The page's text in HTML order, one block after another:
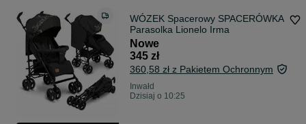
WÓZEK Spacerowy SPACERÓWKA
Parasolka Lionelo Irma
Nowe
345 zł
360,58 zł z Pakietem Ochronnym
Inwałd
Dzisiaj o 10:25